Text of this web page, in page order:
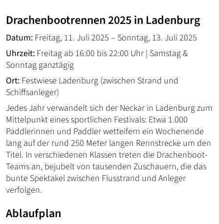
Drachenbootrennen 2025 in Ladenburg
Datum: Freitag, 11. Juli 2025 – Sonntag, 13. Juli 2025
Uhrzeit: Freitag ab 16:00 bis 22:00 Uhr | Samstag &
Sonntag ganztägig
Ort: Festwiese Ladenburg (zwischen Strand und
Schiffsanleger)
Jedes Jahr verwandelt sich der Neckar in Ladenburg zum
Mittelpunkt eines sportlichen Festivals: Etwa 1.000
Paddlerinnen und Paddler wetteifern ein Wochenende
lang auf der rund 250 Meter langen Rennstrecke um den
Titel. In verschiedenen Klassen treten die Drachenboot-
Teams an, bejubelt von tausenden Zuschauern, die das
bunte Spektakel zwischen Flusstrand und Anleger
verfolgen.
Ablaufplan